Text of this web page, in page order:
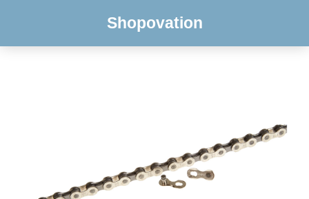
Shopovation